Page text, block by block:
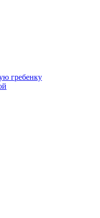
гребенку